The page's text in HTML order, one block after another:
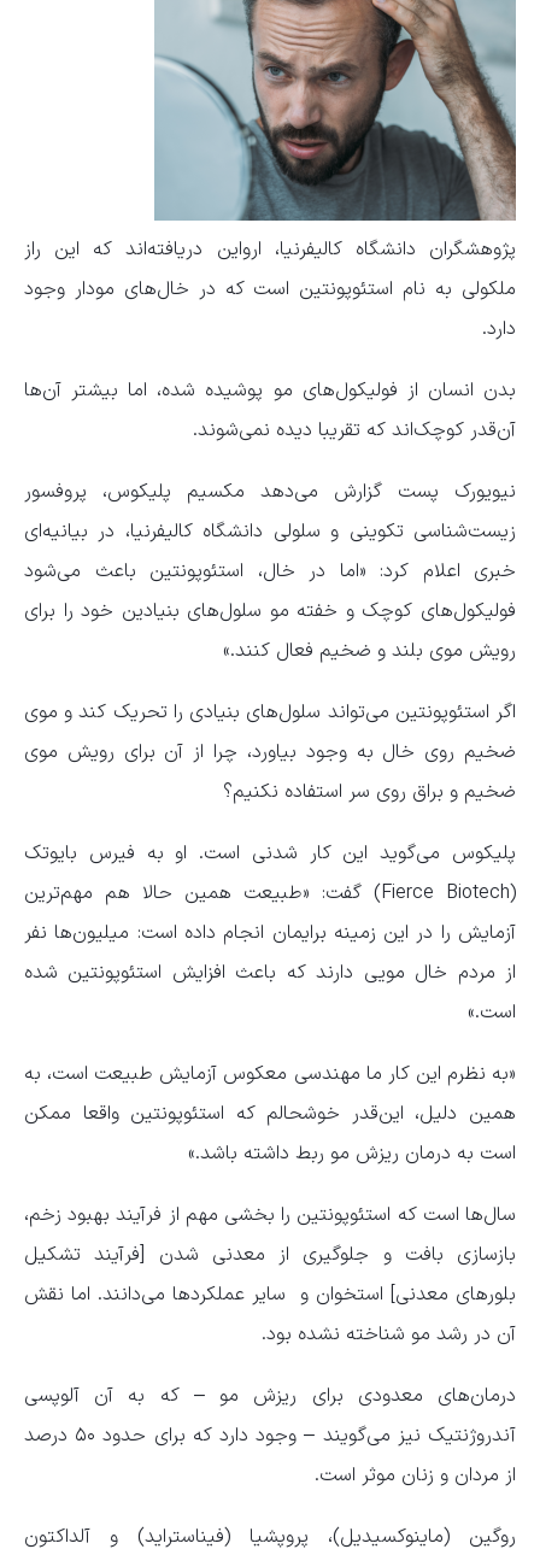
پژوهشگران دانشگاه کالیفرنیا، ارواین دریافته‌اند که این راز
ملکولی به نام استئوپونتین است که در خال‌های مودار وجود
دارد.
بدن انسان از فولیکول‌های مو پوشیده شده، اما بیشتر آن‌ها
آن‌قدر کوچک‌اند که تقریبا دیده نمی‌شوند.
نیویورک پست گزارش می‌دهد مکسیم پلیکوس، پروفسور
زیست‌شناسی تکوینی و سلولی دانشگاه کالیفرنیا، در بیانیه‌ای
خبری اعلام کرد: «اما در خال‌، استئوپونتین باعث می‌شود
فولیکول‌های کوچک و خفته مو سلول‌های بنیادین خود را برای
رویش موی بلند و ضخیم فعال ‌کنند.»
اگر استئوپونتین می‌تواند سلول‌های بنیادی را تحریک کند و موی
ضخیم روی خال به وجود بیاورد، چرا از آن برای رویش موی
ضخیم و براق روی سر استفاده نکنیم؟
پلیکوس می‌گوید این کار شدنی است. او به فیرس بایوتک
(Fierce Biotech) گفت: «طبیعت همین حالا هم مهم‌ترین
آزمایش را در این زمینه برایمان انجام داده است: میلیون‌ها نفر
از مردم خال مویی دارند که باعث افزایش استئوپونتین شده
است.»
«به نظرم این کار ما مهندسی معکوس آزمایش طبیعت است، به
همین دلیل، این‌قدر خوشحالم که استئوپونتین واقعا ممکن
است به درمان ریزش مو ربط داشته باشد.»
سال‌ها است که استئوپونتین را بخشی مهم از فرآیند بهبود زخم،
بازسازی بافت و جلوگیری از معدنی شدن [فرآیند تشکیل
بلورهای معدنی] استخوان و سایر عملکردها می‌دانند. اما نقش
آن در رشد مو شناخته نشده بود.
درمان‌های معدودی برای ریزش مو – که به آن آلوپسی
آندروژنتیک نیز می‌گویند – وجود دارد که برای حدود ۵۰ درصد
از مردان و زنان موثر است.
روگین (ماینوکسیدیل)، پروپشیا (فیناستراید) و آلداکتون